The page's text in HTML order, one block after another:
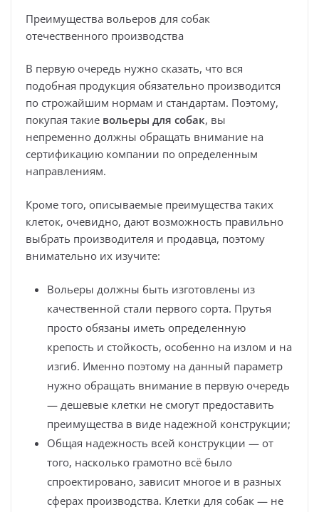
Преимущества вольеров для собак
отечественного производства
В первую очередь нужно сказать, что вся
подобная продукция обязательно производится
по строжайшим нормам и стандартам. Поэтому,
покупая такие вольеры для собак, вы
непременно должны обращать внимание на
сертификацию компании по определенным
направлениям.
Кроме того, описываемые преимущества таких
клеток, очевидно, дают возможность правильно
выбрать производителя и продавца, поэтому
внимательно их изучите:
Вольеры должны быть изготовлены из
качественной стали первого сорта. Прутья
просто обязаны иметь определенную
крепость и стойкость, особенно на излом и на
изгиб. Именно поэтому на данный параметр
нужно обращать внимание в первую очередь
— дешевые клетки не смогут предоставить
преимущества в виде надежной конструкции;
Общая надежность всей конструкции — от
того, насколько грамотно всё было
спроектировано, зависит многое и в разных
сферах производства. Клетки для собак — не